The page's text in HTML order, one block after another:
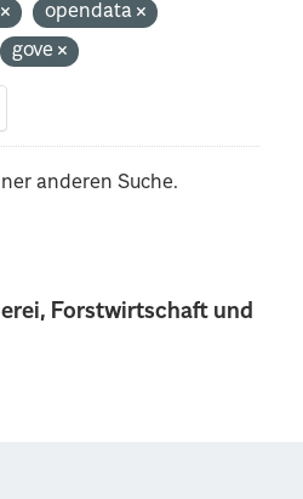
Forstwirtschaft und
opendata
gove
anderen Suche.